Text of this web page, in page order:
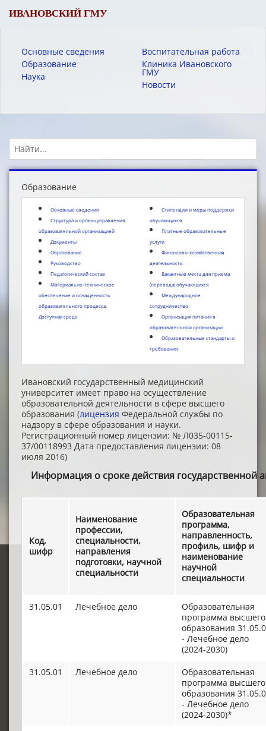
ИВАНОВСКИЙ ГМУ
Об университете
Абитуриенту
Обучающемуся
Сотруднику
Пациенту
Основные сведения
Образование
Наука
Воспитательная работа
Клиника Ивановского
ГМУ
Новости
Образование
Основные сведения
Структура и органы управления
образовательной организацией
Документы
Образование
Руководство
Педагогический состав
Материально-техническое
обеспечение и оснащенность
образовательного процесса.
Доступная среда
Стипендии и меры поддержки
обучающихся
Платные образовательные
услуги
Финансово-хозяйственная
деятельность
Вакантные места для приема
(перевода) обучающихся
Международное
сотрудничество
Организация питания в
образовательной организации
Образовательные стандарты и
требования
Ивановский государственный медицинский
университет имеет право на осуществление
образовательной деятельности в сфере высшего
образования (лицензия Федеральной службы по
надзору в сфере образования и науки.
Регистрационный номер лицензии: № Л035-00115-
37/00118993 Дата предоставления лицензии: 08
июля 2016)
Информация о сроке действия государственной
Код,
шифр
Наименование
профессии,
специальности,
направления
подготовки, научной
специальности
Образовательная
программа,
направленность,
профиль, шифр и
наименование
научной
специальности
31.05.01 Лечебное дело
Образовательная
программа высшего
образования
- Лечебное дело
(2024-2030)
31.05.01
Лечебное дело
Образовательная
программа высшего
образования
- Лечебное дело
(2024-2030)*